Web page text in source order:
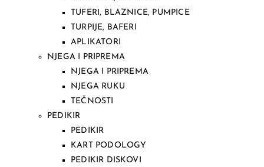
TUFERI, BLAZNICE, PUMPICE
TURPIJE, BAFERI
APLIKATORI
NJEGA I PRIPREMA
NJEGA I PRIPREMA
NJEGA RUKU
TEČNOSTI
PEDIKIR
PEDIKIR
KART PODOLOGY
PEDIKIR DISKOVI